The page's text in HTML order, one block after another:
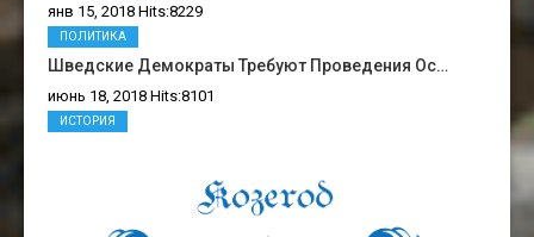
янв 15, 2018 Hits:8229
Шведские Демократы Требуют Проведения Ос…
июнь 18, 2018 Hits:8101
ПОЛИТИКА
ИСТОРИЯ